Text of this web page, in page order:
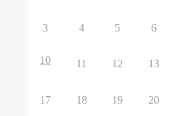
3 4 5 6
10 11 12 13
17 18 19 20